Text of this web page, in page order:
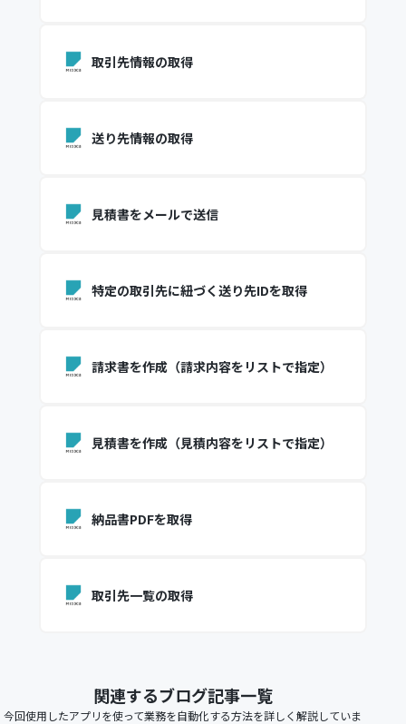
取引先情報の取得
送り先情報の取得
見積書をメールで送信
特定の取引先に紐づく送り先IDを取得
請求書を作成（請求内容をリストで指定）
見積書を作成（見積内容をリストで指定）
納品書PDFを取得
取引先一覧の取得
関連するブログ記事一覧
今回使用したアプリを使って業務を自動化する方法を詳しく解説していま